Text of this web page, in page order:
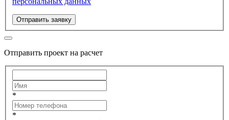
Отправить заявку
Отправить проект на расчет
*
*